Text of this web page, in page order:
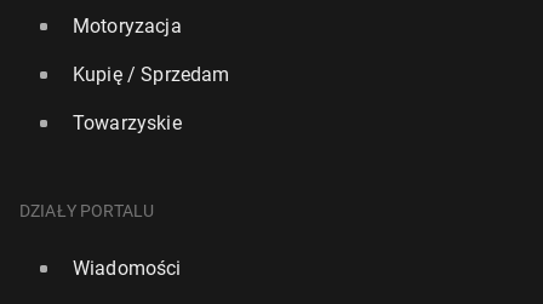
Motoryzacja
Kupię / Sprzedam
Towarzyskie
DZIAŁY PORTALU
Wiadomości